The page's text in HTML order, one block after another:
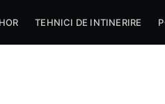
TEHNICI DE INTINERIRE